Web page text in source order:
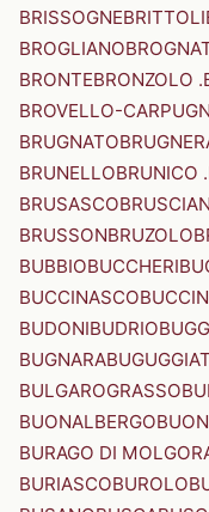
BRISSOGNEBRITTOLI
BROGLIANO
BRONTEBRONZOLO
BROVELLO-
BRUGNATO
BRUNELLOBRUNICO
BRUSASCO
BRUSSONBRUZOLO
BUBBIOBUCCHERI
BUCCINASCO
BUDONIBUDRIO
BUGNARA
BULGAROGRASSO
BUONALBERGO
BURAGO DI
BURIASCOBUROLO